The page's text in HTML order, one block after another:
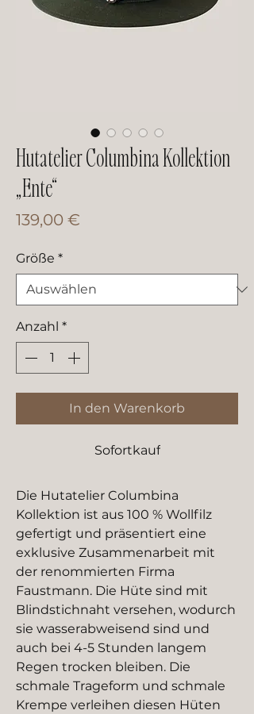
Hutatelier Columbina Kollektion
„Ente“
139,00 €
Größe *
Anzahl *
In den Warenkorb
Sofortkauf
Die Hutatelier Columbina
Kollektion ist aus 100 % Wollfilz
gefertigt und präsentiert eine
exklusive Zusammenarbeit mit
der renommierten Firma
Faustmann. Die Hüte sind mit
Blindstichnaht versehen, wodurch
sie wasserabweisend sind und
auch bei 4-5 Stunden langem
Regen trocken bleiben. Die
schmale Trageform und schmale
Krempe verleihen diesen Hüten